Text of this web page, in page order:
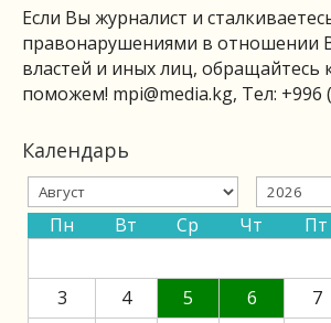
Если Вы журналист и
правонарушениями в отношении
властей и иных лиц,
поможем! mpi@media.kg, Тел: +996
Календарь
Пн Вт Ср Чт Пт
3
4 5 6 7